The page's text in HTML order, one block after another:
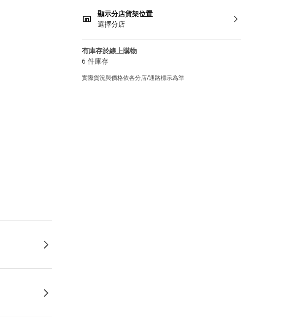
顯示分店貨架位置
選擇分店
有庫存於線上購物
6 件庫存
實際貨況與價格依各分店/通路標示為準